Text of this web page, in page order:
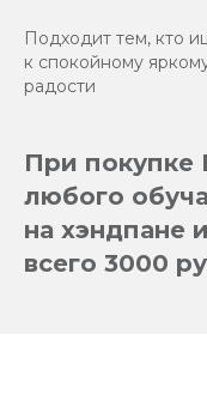
Подходит тем, кто
к спокойному
радости
При покупке
любого
на хэндпане
всего 3000